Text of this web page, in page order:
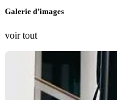
Galerie d’images
voir tout